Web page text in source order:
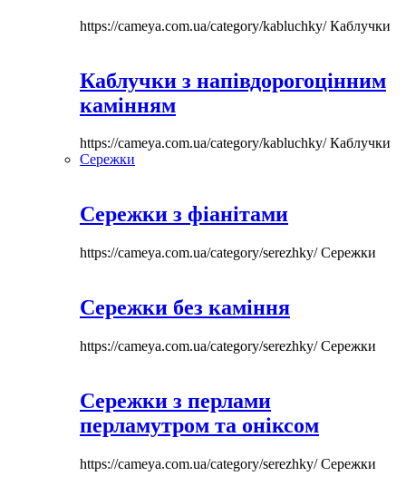
https://cameya.com.ua/category/kabluchky/Каблучки
Каблучки з напівдорогоцінним
камінням
https://cameya.com.ua/category/kabluchky/Каблучки
Сережки
Сережки з фіанітами
https://cameya.com.ua/category/serezhky/Сережки
Сережки без каміння
https://cameya.com.ua/category/serezhky/Сережки
Сережки з перлами
перламутром та оніксом
https://cameya.com.ua/category/serezhky/Сережки